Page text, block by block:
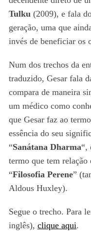
Tulku (2009), e fala
geração, uma que
invés de beneficiar os
Num dos trechos da
traduzido, Gesar fala
compara de maneira
um médico como
que Gesar faz ao
essência do seu
“Sanátana Dharma“,
termo que tem relação
“Filosofia Perene”
Aldous Huxley).
Segue o trecho. Para
inglês), clique aqui.